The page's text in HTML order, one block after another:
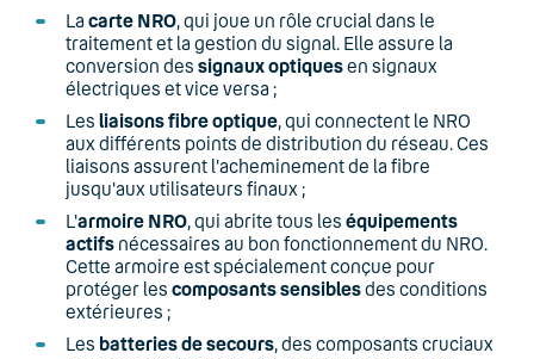
La carte NRO, qui joue un rôle crucial dans le
traitement et la gestion du signal. Elle assure la
conversion des signaux optiquesen signaux
électriques et vice versa ;
Les liaisons fibre optique, qui connectent le NRO
aux différents points de distribution du réseau. Ces
liaisons assurent l'acheminement de la fibre
jusqu'aux utilisateurs finaux ;
L'armoire NRO, qui abrite tous les équipements
actifs nécessaires au bon fonctionnement du NRO.
Cette armoire est spécialement conçue pour
protéger les composants sensiblesdes conditions
extérieures ;
Les batteries de secours, des composants cruciaux